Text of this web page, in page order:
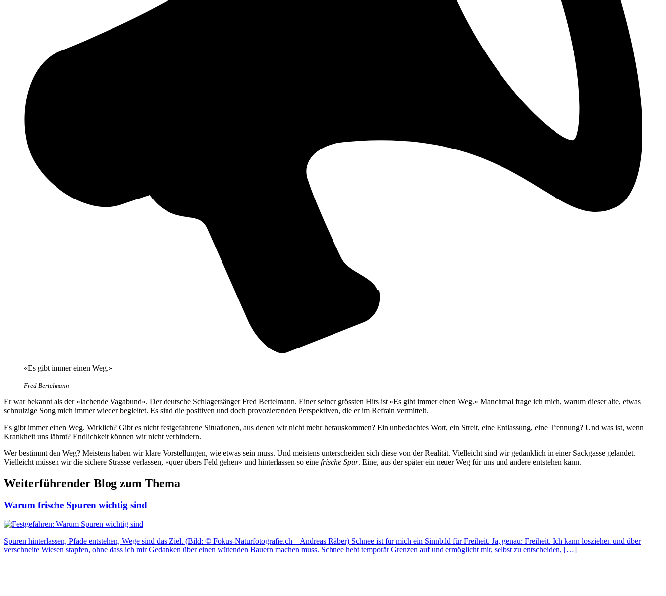
«Es gibt immer einen Weg.»
Fred Bertelmann
Er war bekannt als der «lachende Vagabund». Der deutsche Schlagersänger Fred Bertelmann. Einer seiner grössten Hits ist «Es gibt immer einen Weg.» Manchmal frage ich mich, warum dieser alte, etwas
schnulzige Song mich immer wieder begleitet. Es sind die positiven und doch provozierenden Perspektiven, die er im Refrain vermittelt.
Es gibt immer einen Weg. Wirklich? Gibt es nicht festgefahrene Situationen, aus denen wir nicht mehr herauskommen? Ein unbedachtes Wort, ein Streit, eine Entlassung, eine Trennung? Und was ist, wenn
Krankheit uns lähmt? Endlichkeit können wir nicht verhindern.
Wer bestimmt den Weg? Meistens haben wir klare Vorstellungen, wie etwas sein muss. Und meistens unterscheiden sich diese von der Realität. Vielleicht sind wir gedanklich in einer Sackgasse gelandet.
Vielleicht müssen wir die sichere Strasse verlassen, «quer übers Feld gehen» und hinterlassen so eine frische Spur. Eine, aus der später ein neuer Weg für uns und andere entstehen kann.
Weiterführender Blog zum Thema
Warum frische Spuren wichtig sind
Spuren hinterlassen, Pfade entstehen, Wege sind das Ziel. (Bild: © Fokus-Naturfotografie.ch – Andreas Räber) Schnee ist für mich ein Sinnbild für Freiheit. Ja, genau: Freiheit. Ich kann losziehen und über
verschneite Wiesen stapfen, ohne dass ich mir Gedanken über einen wütenden Bauern machen muss. Schnee hebt temporär Grenzen auf und ermöglicht mir, selbst zu entscheiden, […]